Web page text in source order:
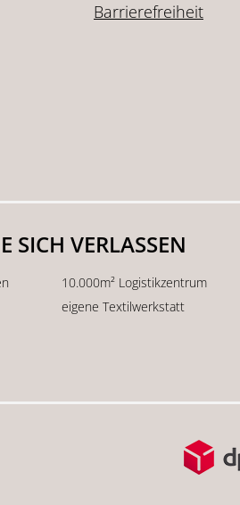
Barrierefreiheit
SICH VERLASSEN
10.000m² Logistikzentrum
eigene Textilwerkstatt